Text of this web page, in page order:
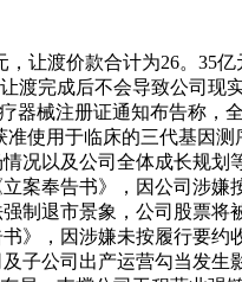
渡价款合计为26。35
渡完成后不会导致公司
械注册证通知布告称，
使用于临床的三代基因
况以及公司全体成长规
奉告书》，因公司涉嫌
制退市景象，公司股票
》，因涉嫌未按履行要
公司出产运营勾当发生